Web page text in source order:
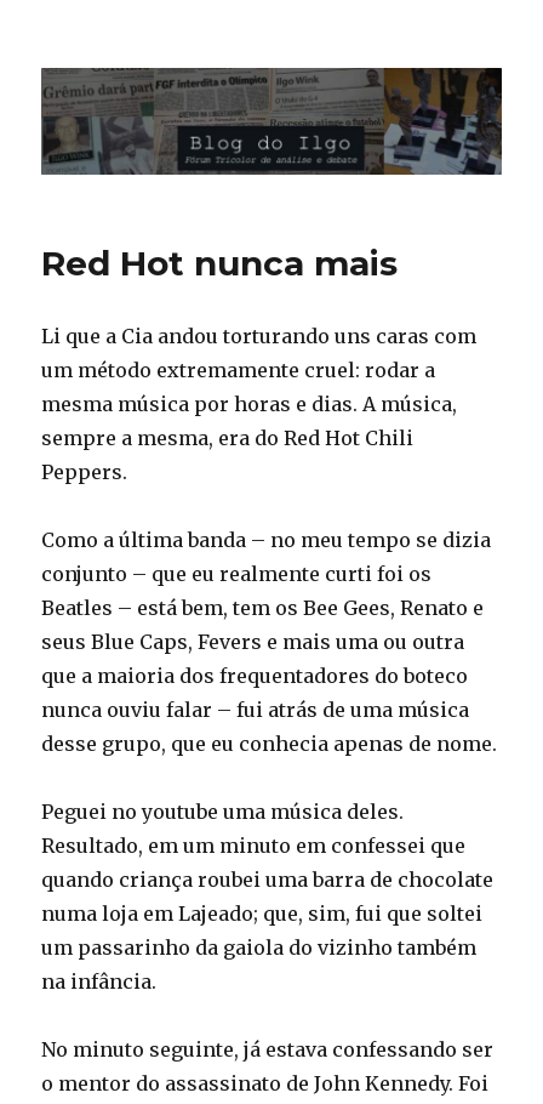
Blog do Ilgo Wink
Red Hot nunca mais
Li que a Cia andou torturando uns caras com
um método extremamente cruel: rodar a
mesma música por horas e dias. A música,
sempre a mesma, era do Red Hot Chili
Peppers.
Como a última banda – no meu tempo se dizia
conjunto – que eu realmente curti foi os
Beatles – está bem, tem os Bee Gees, Renato e
seus Blue Caps, Fevers e mais uma ou outra
que a maioria dos frequentadores do boteco
nunca ouviu falar – fui atrás de uma música
desse grupo, que eu conhecia apenas de nome.
Peguei no youtube uma música deles.
Resultado, em um minuto em confessei que
quando criança roubei uma barra de chocolate
numa loja em Lajeado; que, sim, fui que soltei
um passarinho da gaiola do vizinho também
na infância.
No minuto seguinte, já estava confessando ser
o mentor do assassinato de John Kennedy. Foi